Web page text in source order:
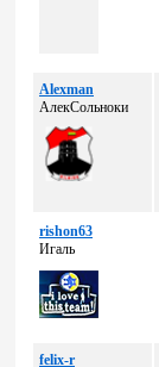
Alexman
АлекСольноки
rishon63
Игаль
felix-r